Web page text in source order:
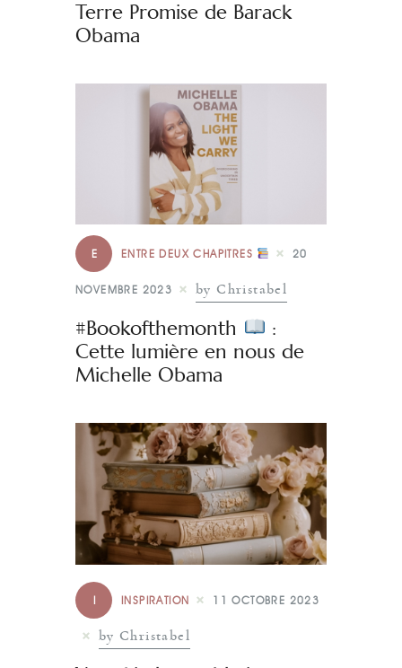
Terre Promise de Barack
Obama
E ENTRE DEUX CHAPITRES 20
NOVEMBRE 2023 by Christabel
#Bookofthemonth
:
Cette lumière en nous de
Michelle Obama
I INSPIRATION 11 OCTOBRE 2023
by Christabel